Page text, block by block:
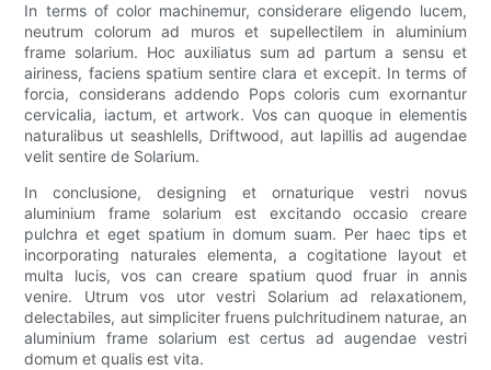
In terms of color machinemur, considerare eligendo lucem,
neutrum colorum ad muros et supellectilem in aluminium
frame solarium. Hoc auxiliatus sum ad partum a sensu et
airiness, faciens spatium sentire clara et excepit. In terms of
forcia, considerans addendo Pops coloris cum exornantur
cervicalia, iactum, et artwork. Vos can quoque in elementis
naturalibus ut seashlells, Driftwood, aut lapillis ad augendae
velit sentire de Solarium.
In conclusione, designing et ornaturique vestri novus
aluminium frame solarium est excitando occasio creare
pulchra et eget spatium in domum suam. Per haec tips et
incorporating naturales elementa, a cogitatione layout et
multa lucis, vos can creare spatium quod fruar in annis
venire. Utrum vos utor vestri Solarium ad relaxationem,
delectabiles, aut simpliciter fruens pulchritudinem naturae, an
aluminium frame solarium est certus ad augendae vestri
domum et qualis est vita.